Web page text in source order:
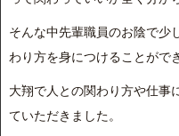
そんな中先輩職員のお陰で少
わり方を身につけることがで
大翔で人との関わり方や仕事
ていただきました。